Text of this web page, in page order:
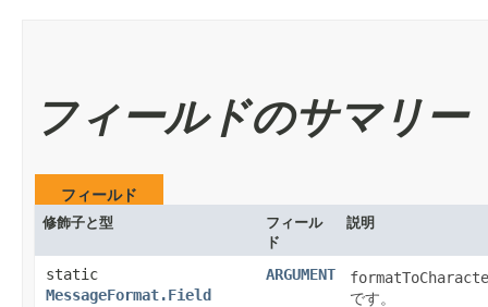
フィールドのサマリー
フィールド
修飾子と型
フィール
ド
説明
static
MessageFormat.Field
ARGUMENT
です。